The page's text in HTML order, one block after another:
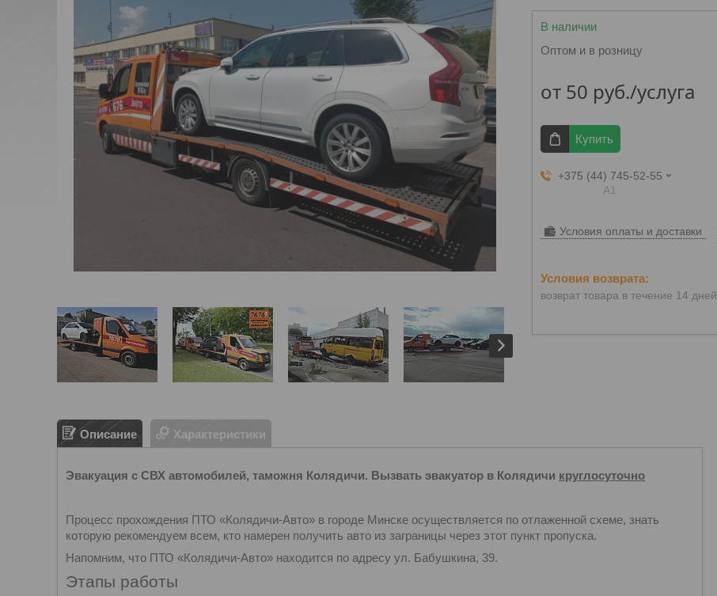
В наличии
Оптом и в розницу
от 50 руб./услуга
Купить
+375 (44) 745-52-55
А1
Условия оплаты и доставки
возврат товара в течение 14 дней
Описание Характеристики
Эвакуация с СВХ автомобилей, таможня Колядичи. Вызвать эвакуатор в Колядичи круглосуточно
Процесс прохождения ПТО «Колядичи-Авто» в городе Минске осуществляется по отлаженной схеме, знать
которую рекомендуем всем, кто намерен получить авто из заграницы через этот пункт пропуска.
Напомним, что ПТО «Колядичи-Авто» находится по адресу ул. Бабушкина, 39.
Этапы работы